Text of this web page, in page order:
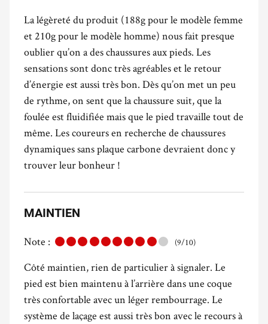
La légèreté du produit (188g pour le modèle femme
et 210g pour le modèle homme) nous fait presque
oublier qu’on a des chaussures aux pieds. Les
sensations sont donc très agréables et le retour
d’énergie est aussi très bon. Dès qu’on met un peu
de rythme, on sent que la chaussure suit, que la
foulée est fluidifiée mais que le pied travaille tout de
même. Les coureurs en recherche de chaussures
dynamiques sans plaque carbone devraient donc y
trouver leur bonheur !
MAINTIEN
Note : (9/10)
Côté maintien, rien de particulier à signaler. Le
pied est bien maintenu à l’arrière dans une coque
très confortable avec un léger rembourrage. Le
système de laçage est aussi très bon avec le recours à